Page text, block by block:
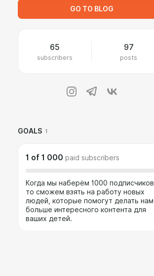
GO TO BLOG
65
subscribers
97
posts
GOALS 1
1 of 1 000 paid subscribers
Когда мы наберём 1000 подписчиков,
то сможем взять на работу новых
людей, которые помогут делать нам
больше интересного контента для
ваших детей.